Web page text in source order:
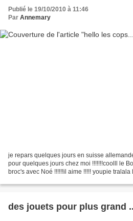
Publié le 19/10/2010 à 11:46
Par Annemary
je repars quelques jours en suisse
pour quelques jours chez moi !!!!!!!coolll le
broc's avec Noé !!!!!!il aime !!!!! youpie
des jouets pour plus grand